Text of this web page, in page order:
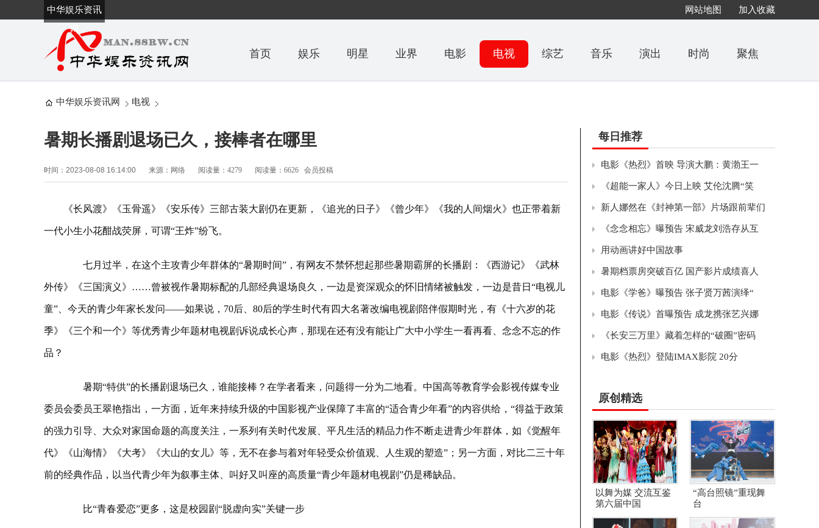
中华娱乐资讯
网
网站地图 加入收藏
首页 娱乐 明星 业界 电影 电视 综艺 音乐 演出 时尚 聚焦
中华娱乐资讯网 电视
暑期长播剧退场已久，接棒者在哪里
时间：2023-08-08 16:14:00 来源：网络 阅读量：4279 阅读量：6626 会员投稿
《长风渡》《玉骨遥》《安乐传》三部古装大剧仍在更新，《追光的日子》《曾少年》《我的人间烟火》也正带着新
一代小生小花酣战荧屏，可谓“王炸”纷飞。
七月过半，在这个主攻青少年群体的“暑期时间”，有网友不禁怀想起那些暑期霸屏的长播剧：《西游记》《武林
外传》《三国演义》……曾被视作暑期标配的几部经典退场良久，一边是资深观众的怀旧情绪被触发，一边是昔日“电视儿
童”、今天的青少年家长发问——如果说，70后、80后的学生时代有四大名著改编电视剧陪伴假期时光，有《十六岁的花
季》《三个和一个》等优秀青少年题材电视剧诉说成长心声，那现在还有没有能让广大中小学生一看再看、念念不忘的作
品？
暑期“特供”的长播剧退场已久，谁能接棒？在学者看来，问题得一分为二地看。中国高等教育学会影视传媒专业
委员会委员王翠艳指出，一方面，近年来持续升级的中国影视产业保障了丰富的“适合青少年看”的内容供给，“得益于政策
的强力引导、大众对家国命题的高度关注，一系列有关时代发展、平凡生活的精品力作不断走进青少年群体，如《觉醒年
代》《山海情》《大考》《大山的女儿》等，无不在参与着对年轻受众价值观、人生观的塑造”；另一方面，对比二三十年
前的经典作品，以当代青少年为叙事主体、叫好又叫座的高质量“青少年题材电视剧”仍是稀缺品。
比“青春爱恋”更多，这是校园剧“脱虚向实”关键一步
每日推荐
电影《热烈》首映 导演大鹏：黄渤王一
《超能一家人》今日上映 艾伦沈腾“笑
新人娜然在《封神第一部》片场跟前辈们
《念念相忘》曝预告 宋威龙刘浩存从互
用动画讲好中国故事
暑期档票房突破百亿 国产影片成绩喜人
电影《学爸》曝预告 张子贤万茜演绎“
电影《传说》首曝预告 成龙携张艺兴娜
《长安三万里》藏着怎样的“破圈”密码
电影《热烈》登陆IMAX影院 20分
原创精选
以舞为媒 交流互鉴
第六届中国
“高台照镜”重现舞
台